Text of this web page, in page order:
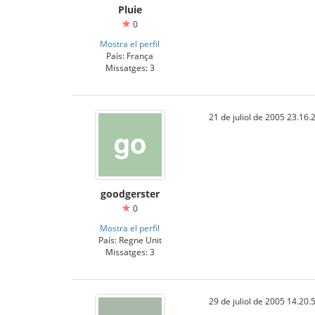
Pluie
0
Mostra el perfil
País: França
Missatges: 3
goodgerster
0
Mostra el perfil
País: Regne Unit
Missatges: 3
21 de juliol de 2005
29 de juliol de 2005